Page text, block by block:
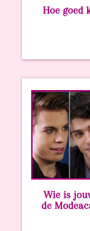
Hoe goed
Wie is
de